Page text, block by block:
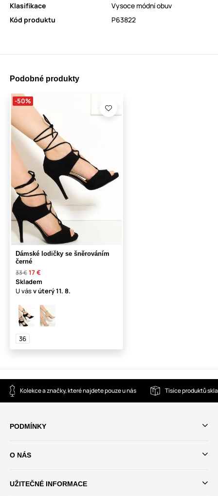
Klasifikace
Vysoce módní obuv
Kód produktu
P63822
Podobné produkty
-50%
Dámské lodičky se šněrováním
černé
33 €17 €
Skladem
U vásv úterý11. 8.
36
Kolekce a značky, které najdete pouze u nás Tisíce produktů
PODMÍNKY
O NÁS
UŽITEČNÉ INFORMACE